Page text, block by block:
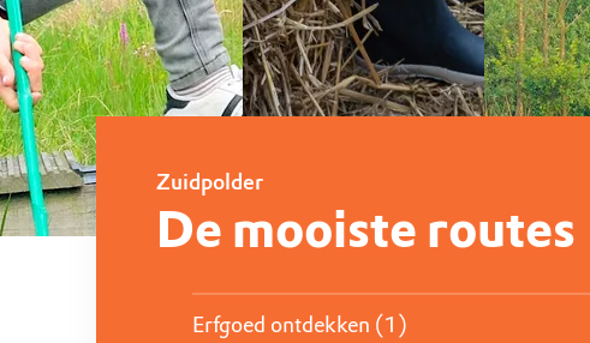
Zuidpolder
De mooiste routes
Erfgoed ontdekken (1)